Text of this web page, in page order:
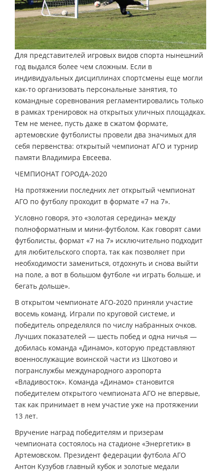
Для представителей игровых видов спорта нынешний
год выдался более чем сложным. Если в
индивидуальных дисциплинах спортсмены еще могли
как-то организовать персональные занятия, то
командные соревнования регламентировались только
в рамках тренировок на открытых уличных площадках.
Тем не менее, пусть даже в сжатом формате,
артемовские футболисты провели два значимых для
себя первенства: открытый чемпионат АГО и турнир
памяти Владимира Евсеева.
ЧЕМПИОНАТ ГОРОДА-2020
На протяжении последних лет открытый чемпионат
АГО по футболу проходит в формате «7 на 7».
Условно говоря, это «золотая середина» между
полноформатным и мини-футболом. Как говорят сами
футболисты, формат «7 на 7» исключительно подходит
для любительского спорта, так как позволяет при
необходимости замениться, отдохнуть и снова выйти
на поле, а вот в большом футболе «и играть больше, и
бегать дольше».
В открытом чемпионате АГО-2020 приняли участие
восемь команд. Играли по круговой системе, и
победитель определялся по числу набранных очков.
Лучших показателей — шесть побед и одна ничья —
добилась команда «Динамо», которую представляют
военнослужащие воинской части из Шкотово и
погранслужбы международного аэропорта
«Владивосток». Команда «Динамо» становится
победителем открытого чемпионата АГО не впервые,
так как принимает в нем участие уже на протяжении
13 лет.
Вручение наград победителям и призерам
чемпионата состоялось на стадионе «Энергетик» в
Артемовском. Президент федерации футбола АГО
Антон Кузубов главный кубок и золотые медали